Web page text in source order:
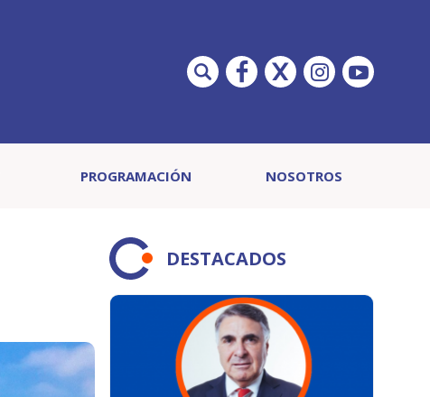
PROGRAMACIÓN NOSOTROS
DESTACADOS